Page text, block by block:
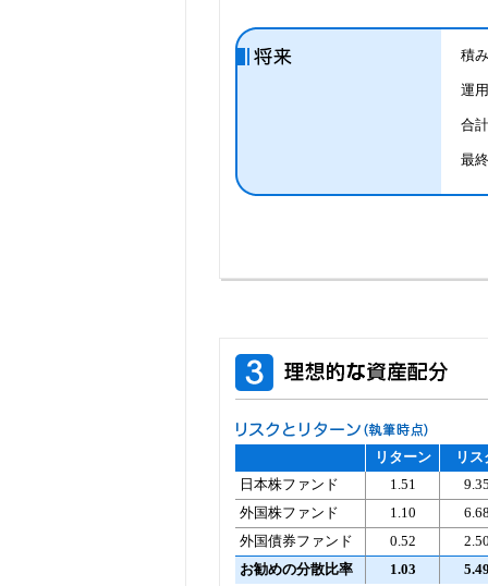
積
運
合計
最
リターン
リス
日本株ファンド
1.51
外国株ファンド
1.10
外国債券ファンド
0.52
お勧めの分散比率
1.03